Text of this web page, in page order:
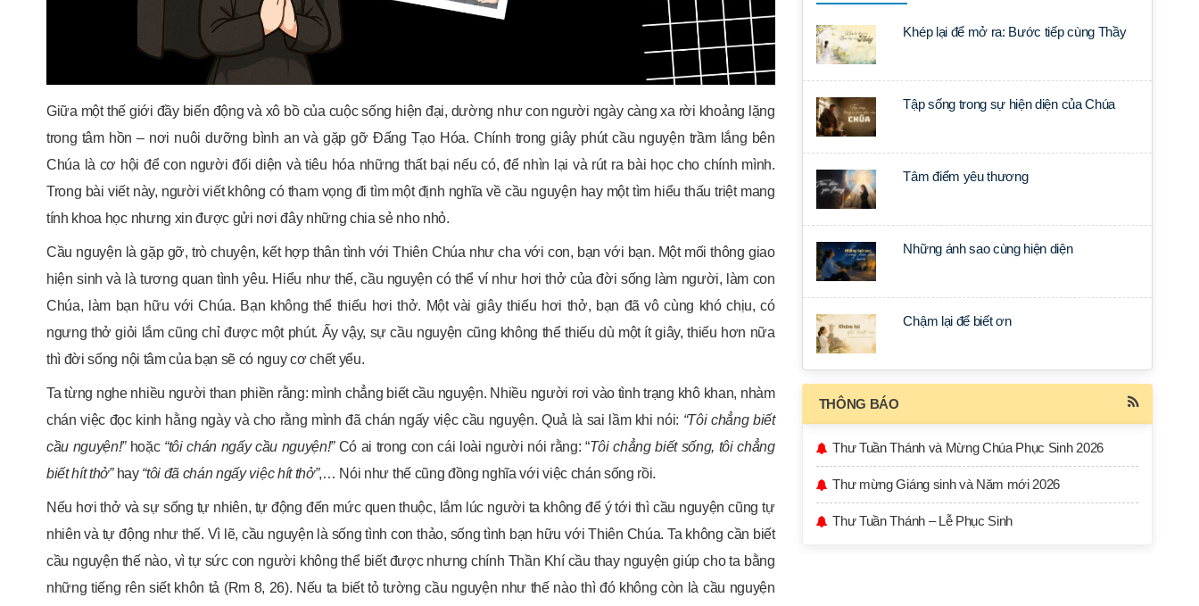
Giữa một thế giới đầy biến động và xô bồ của cuộc sống hiện đại, dường như con người ngày càng xa rời khoảng lặng
trong tâm hồn – nơi nuôi dưỡng bình an và gặp gỡ Đấng Tạo Hóa. Chính trong giây phút cầu nguyện trầm lắng bên
Chúa là cơ hội để con người đối diện và tiêu hóa những thất bại nếu có, để nhìn lại và rút ra bài học cho chính mình.
Trong bài viết này, người viết không có tham vọng đi tìm một định nghĩa về cầu nguyện hay một tìm hiểu thấu triệt mang
tính khoa học nhưng xin được gửi nơi đây những chia sẻ nho nhỏ.
Cầu nguyện là gặp gỡ, trò chuyện, kết hợp thân tình với Thiên Chúa như cha với con, bạn với bạn. Một mối thông giao
hiện sinh và là tương quan tình yêu. Hiểu như thế, cầu nguyện có thể ví như hơi thở của đời sống làm người, làm con
Chúa, làm bạn hữu với Chúa. Bạn không thể thiếu hơi thở. Một vài giây thiếu hơi thở, bạn đã vô cùng khó chịu, có
ngưng thở giỏi lắm cũng chỉ được một phút. Ấy vậy, sự cầu nguyện cũng không thể thiếu dù một ít giây, thiếu hơn nữa
thì đời sống nội tâm của bạn sẽ có nguy cơ chết yểu.
Ta từng nghe nhiều người than phiền rằng: mình chẳng biết cầu nguyện. Nhiều người rơi vào tình trạng khô khan, nhàm
chán việc đọc kinh hằng ngày và cho rằng mình đã chán ngấy việc cầu nguyện. Quả là sai lầm khi nói: “Tôi chẳng biết
cầu nguyện!”hoặc“tôi chán ngấy cầu nguyện!” Có ai trong con cái loài người nói rằng: “Tôi chẳng biết sống, tôi chẳng
biết hít thở” hay“tôi đã chán ngấy việc hít thở”,… Nói như thế cũng đồng nghĩa với việc chán sống rồi.
Nếu hơi thở và sự sống tự nhiên, tự động đến mức quen thuộc, lắm lúc người ta không để ý tới thì cầu nguyện cũng tự
nhiên và tự động như thế. Vì lẽ, cầu nguyện là sống tình con thảo, sống tình bạn hữu với Thiên Chúa. Ta không cần biết
cầu nguyện thế nào, vì tự sức con người không thể biết được nhưng chính Thần Khí cầu thay nguyện giúp cho ta bằng
những tiếng rên siết khôn tả (Rm 8, 26). Nếu ta biết tỏ tường cầu nguyện như thế nào thì đó không còn là cầu nguyện
Khép lại để mở ra: Bước tiếp cùng Thầy
Tập sống trong sự hiện diện của Chúa
Tâm điểm yêu thương
Những ánh sao cùng hiện diện
Chậm lại để biết ơn
THÔNG BÁO
Thư Tuần Thánh và Mừng Chúa Phục Sinh 2026
Thư mừng Giáng sinh và Năm mới 2026
Thư Tuần Thánh – Lễ Phục Sinh